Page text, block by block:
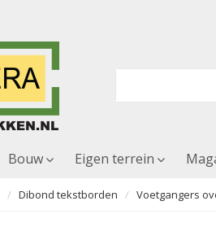
Bouw Eigen terrein
Dibond tekstborden Voetgangers